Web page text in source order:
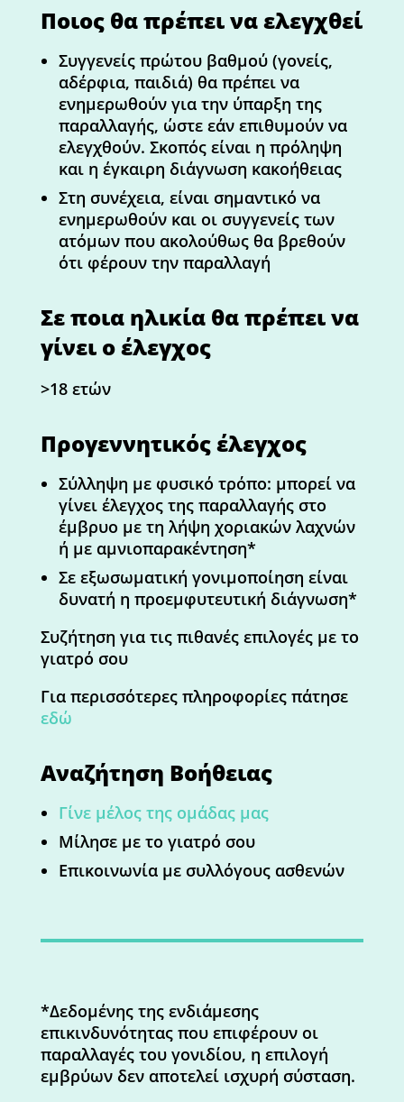
Ποιος θα πρέπει να ελεγχθεί
Συγγενείς πρώτου βαθμού (γονείς,
αδέρφια, παιδιά) θα πρέπει να
ενημερωθούν για την ύπαρξη της
παραλλαγής, ώστε εάν επιθυμούν να
ελεγχθούν. Σκοπός είναι η πρόληψη
και η έγκαιρη διάγνωση κακοήθειας
Στη συνέχεια, είναι σημαντικό να
ενημερωθούν και οι συγγενείς των
ατόμων που ακολούθως θα βρεθούν
ότι φέρουν την παραλλαγή
Σε ποια ηλικία θα πρέπει να
γίνει ο έλεγχος
>18 ετών
Προγεννητικός έλεγχος
Σύλληψη με φυσικό τρόπο: μπορεί να
γίνει έλεγχος της παραλλαγής στο
έμβρυο με τη λήψη χοριακών λαχνών
ή με αμνιοπαρακέντηση*
Σε εξωσωματική γονιμοποίηση είναι
δυνατή η προεμφυτευτική διάγνωση*
Συζήτηση για τις πιθανές επιλογές με το
γιατρό σου
Για περισσότερες πληροφορίες πάτησε
εδώ
Αναζήτηση Βοήθειας
Γίνε μέλος της ομάδας μας
Μίλησε με το γιατρό σου
Επικοινωνία με συλλόγους ασθενών
*Δεδομένης της ενδιάμεσης
επικινδυνότητας που επιφέρουν οι
παραλλαγές του γονιδίου, η επιλογή
εμβρύων δεν αποτελεί ισχυρή σύσταση.